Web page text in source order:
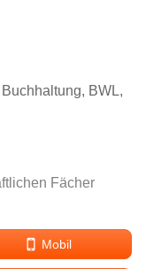
BWL,
Fächer
Mobil